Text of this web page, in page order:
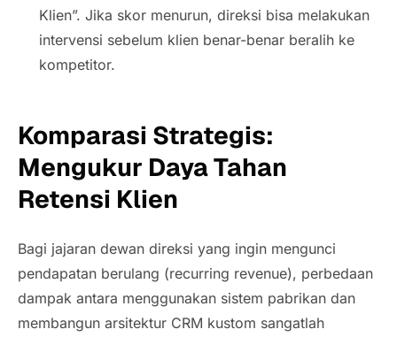
Klien”. Jika skor menurun, direksi bisa melakukan
intervensi sebelum klien benar-benar beralih ke
kompetitor.
Komparasi Strategis:
Mengukur Daya Tahan
Retensi Klien
Bagi jajaran dewan direksi yang ingin mengunci
pendapatan berulang (recurring revenue), perbedaan
dampak antara menggunakan sistem pabrikan dan
membangun arsitektur CRM kustom sangatlah